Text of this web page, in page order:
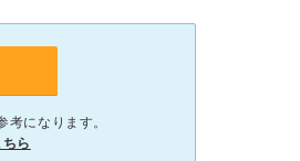
になります。
ら